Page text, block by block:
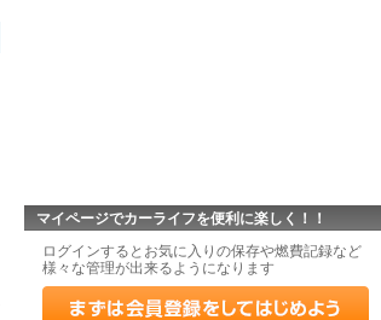
マイページでカーライフを便利に楽しく！！
ログインするとお気に入りの保存や燃費記録など
様々な管理が出来るようになります